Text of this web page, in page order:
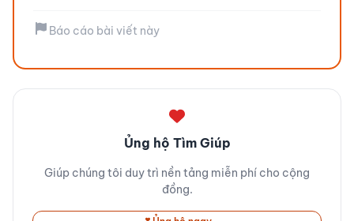
Báo cáo bài viết này
Ủng hộ Tìm Giúp
Giúp chúng tôi duy trì nền tảng miễn phí cho cộng
đồng.